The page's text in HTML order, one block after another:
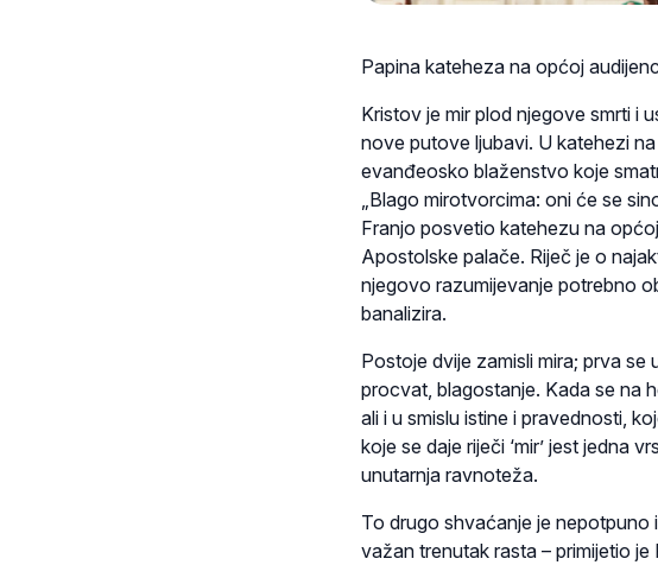
Papina kateheza na općoj
Kristov je mir plod njegove smrti i
nove putove ljubavi. U katehezi
evanđeosko blaženstvo koje
„Blago mirotvorcima: oni će se
Franjo posvetio katehezu na
Apostolske palače. Riječ je o
njegovo razumijevanje potrebno
banalizira.
Postoje dvije zamisli mira; prva se
procvat, blagostanje. Kada se na
ali i u smislu istine i pravednosti,
koje se daje riječi ‘mir’ jest jedna
unutarnja ravnoteža.
To drugo shvaćanje je nepotpuno
važan trenutak rasta – primijetio